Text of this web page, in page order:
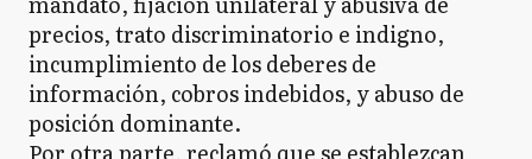
precios, trato discriminatorio e indigno,
incumplimiento de los deberes de
información, cobros indebidos, y abuso de
posición dominante.
Por otra parte, reclamó que se establezcan